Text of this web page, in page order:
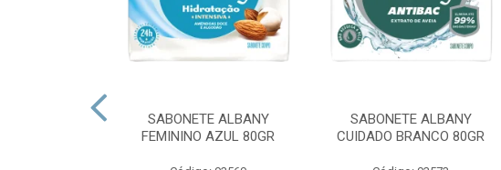
SABONETE ALBANY
FEMININO AZUL 80GR
SABONETE ALBANY
CUIDADO BRANCO 80GR